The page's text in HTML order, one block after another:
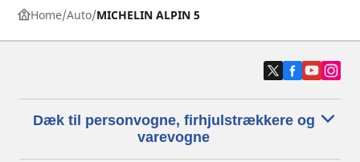
Home Auto MICHELIN ALPIN 5
Dæk til personvogne, firhjulstrækkere og
varevogne